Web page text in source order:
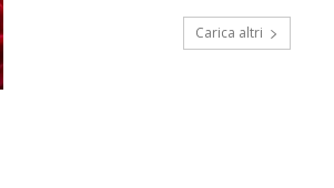
Carica altri